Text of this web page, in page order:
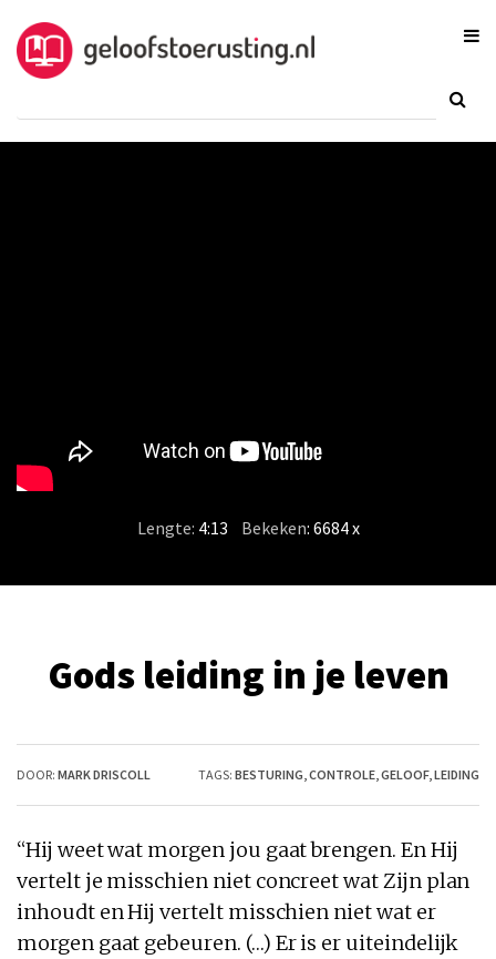
Lengte: 4:13 Bekeken: 6684 x
Gods leiding in je leven
DOOR: MARK DRISCOLL TAGS: BESTURING CONTROLE GELOOF, LEIDING
“Hij weet wat morgen jou gaat brengen. En Hij
vertelt je misschien niet concreet wat Zijn plan
inhoudt en Hij vertelt misschien niet wat er
morgen gaat gebeuren. (…) Er is er uiteindelijk